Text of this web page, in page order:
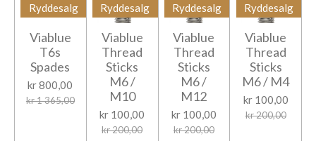
Ryddesalg
Viablue
T6s
Spades
kr 800,00
kr 1 365,00
Ryddesalg
Viablue
Thread
Sticks
M6 /
M10
kr 100,00
kr 200,00
Ryddesalg
Viablue
Thread
Sticks
M6 /
M12
kr 100,00
kr 200,00
Ryddesalg
Viablue
Thread
Sticks
M6 / M4
kr 100,00
kr 200,00